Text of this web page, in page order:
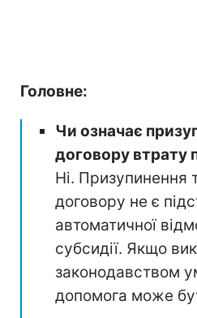
Головне:
Чи означає
договору втрату
Ні. Призупинення
договору не є
автоматичної
субсидії. Якщо
законодавством
допомога може